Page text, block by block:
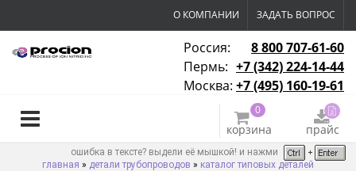
О КОМПАНИИ ЗАДАТЬ ВОПРОС
Россия:
8 800 707-61-60
Пермь: +7 (342) 224-14-44
Москва: +7 (495) 160-19-61
0
корзина прайс
ошибка в тексте? выдели её мышкой! и нажми
главная » детали трубопроводов » каталог типовых деталей